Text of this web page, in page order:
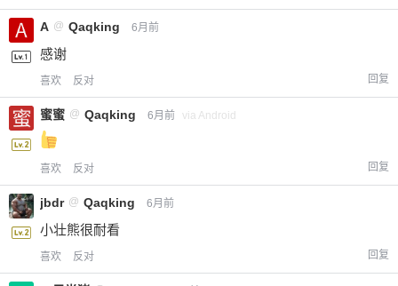
A @ Qaqking 6月前
感谢
喜欢 反对 回复
蜜蜜 @ Qaqking 6月前 via Android
喜欢 反对 回复
jbdr @ Qaqking 6月前
小壮熊很耐看
喜欢 反对 回复